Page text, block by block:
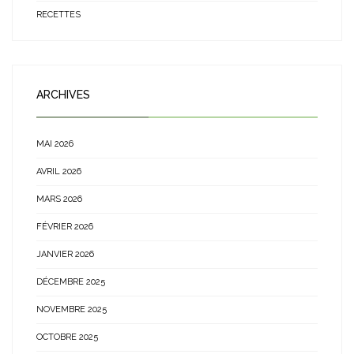
RECETTES
ARCHIVES
MAI 2026
AVRIL 2026
MARS 2026
FÉVRIER 2026
JANVIER 2026
DÉCEMBRE 2025
NOVEMBRE 2025
OCTOBRE 2025